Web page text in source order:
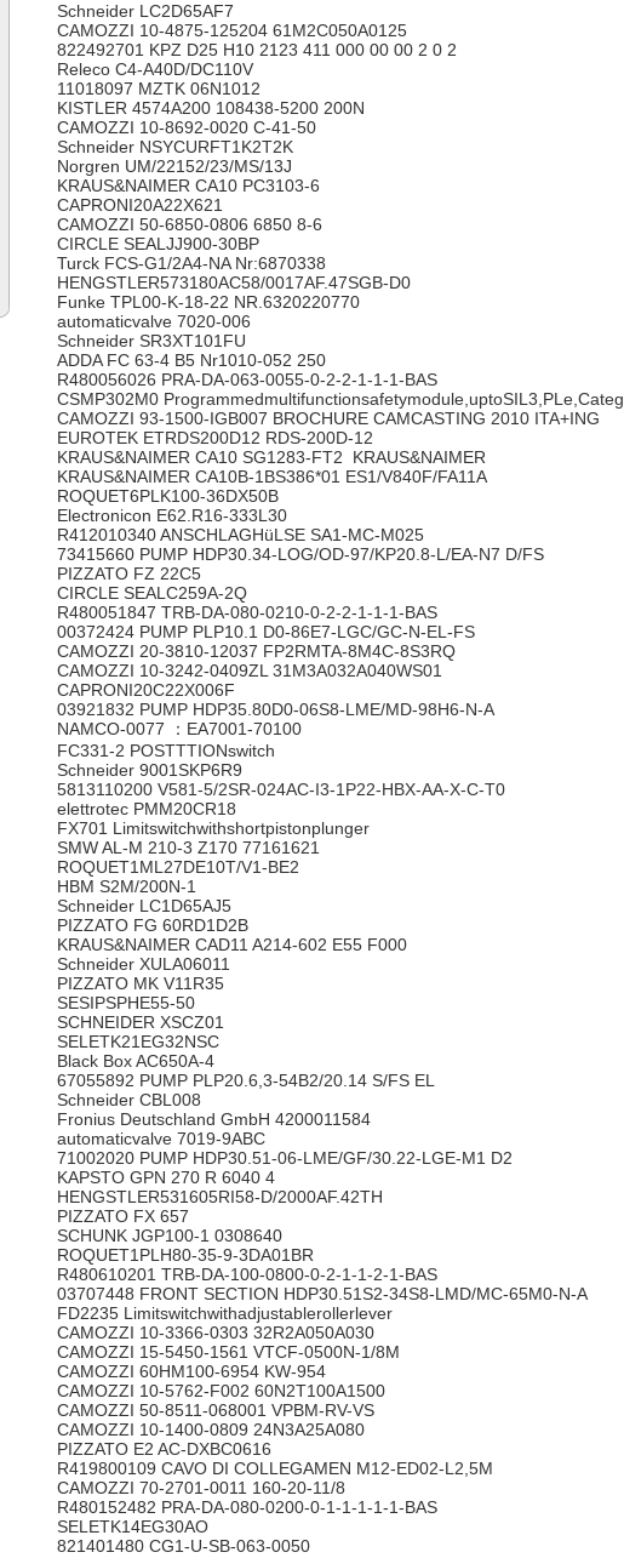
Schneider LC2D65AF7
CAMOZZI 10-4875-125204 61M2C050A0125
822492701 KPZ D25 H10 2123 411 000 00 00 2 0 2
Releco C4-A40D/DC110V
11018097 MZTK 06N1012
KISTLER 4574A200 108438-5200 200N
CAMOZZI 10-8692-0020 C-41-50
Schneider NSYCURFT1K2T2K
Norgren UM/22152/23/MS/13J
KRAUS&NAIMER CA10 PC3103-6
CAPRONI20A22X621
CAMOZZI 50-6850-0806 6850 8-6
CIRCLE SEALJJ900-30BP
Turck FCS-G1/2A4-NA Nr:6870338
HENGSTLER573180AC58/0017AF.47SGB-D0
Funke TPL00-K-18-22 NR.6320220770
automaticvalve 7020-006
Schneider SR3XT101FU
ADDA FC 63-4 B5 Nr1010-052 250
R480056026 PRA-DA-063-0055-0-2-2-1-1-1-BAS
CSMP302M0
CAMOZZI 93-1500-IGB007 BROCHURE CAMCASTING 2010 ITA+ING
EUROTEK ETRDS200D12 RDS-200D-12
KRAUS&NAIMER CA10 SG1283-FT2 KRAUS&NAIMER
KRAUS&NAIMER CA10B-1BS386*01 ES1/V840F/FA11A
ROQUET6PLK100-36DX50B
Electronicon E62.R16-333L30
R412010340 ANSCHLAGHüLSE SA1-MC-M025
73415660 PUMP HDP30.34-LOG/OD-97/KP20.8-L/EA-N7 D/FS
PIZZATO FZ 22C5
CIRCLE SEALC259A-2Q
R480051847 TRB-DA-080-0210-0-2-2-1-1-1-BAS
00372424 PUMP PLP10.1 D0-86E7-LGC/GC-N-EL-FS
CAMOZZI 20-3810-12037 FP2RMTA-8M4C-8S3RQ
CAMOZZI 10-3242-0409ZL 31M3A032A040WS01
CAPRONI20C22X006F
03921832 PUMP HDP35.80D0-06S8-LME/MD-98H6-N-A
NAMCO-0077 ：EA7001-70100
FC331-2 POSTTTIONswitch
Schneider 9001SKP6R9
5813110200 V581-5/2SR-024AC-I3-1P22-HBX-AA-X-C-T0
elettrotec PMM20CR18
FX701 Limitswitchwithshortpistonplunger
SMW AL-M 210-3 Z170 77161621
ROQUET1ML27DE10T/V1-BE2
HBM S2M/200N-1
Schneider LC1D65AJ5
PIZZATO FG 60RD1D2B
KRAUS&NAIMER CAD11 A214-602 E55 F000
Schneider XULA06011
PIZZATO MK V11R35
SESIPSPHE55-50
SCHNEIDER XSCZ01
SELETK21EG32NSC
Black Box AC650A-4
67055892 PUMP PLP20.6,3-54B2/20.14 S/FS EL
Schneider CBL008
Fronius Deutschland GmbH 4200011584
automaticvalve 7019-9ABC
71002020 PUMP HDP30.51-06-LME/GF/30.22-LGE-M1 D2
KAPSTO GPN 270 R 6040 4
HENGSTLER531605RI58-D/2000AF.42TH
PIZZATO FX 657
SCHUNK JGP100-1 0308640
ROQUET1PLH80-35-9-3DA01BR
R480610201 TRB-DA-100-0800-0-2-1-1-2-1-BAS
03707448 FRONT SECTION HDP30.51S2-34S8-LMD/MC-65M0-N-A
FD2235 Limitswitchwithadjustablerollerlever
CAMOZZI 10-3366-0303 32R2A050A030
CAMOZZI 15-5450-1561 VTCF-0500N-1/8M
CAMOZZI 60HM100-6954 KW-954
CAMOZZI 10-5762-F002 60N2T100A1500
CAMOZZI 50-8511-068001 VPBM-RV-VS
CAMOZZI 10-1400-0809 24N3A25A080
PIZZATO E2 AC-DXBC0616
R419800109 CAVO DI COLLEGAMEN M12-ED02-L2,5M
CAMOZZI 70-2701-0011 160-20-11/8
R480152482 PRA-DA-080-0200-0-1-1-1-1-1-BAS
SELETK14EG30AO
821401480 CG1-U-SB-063-0050